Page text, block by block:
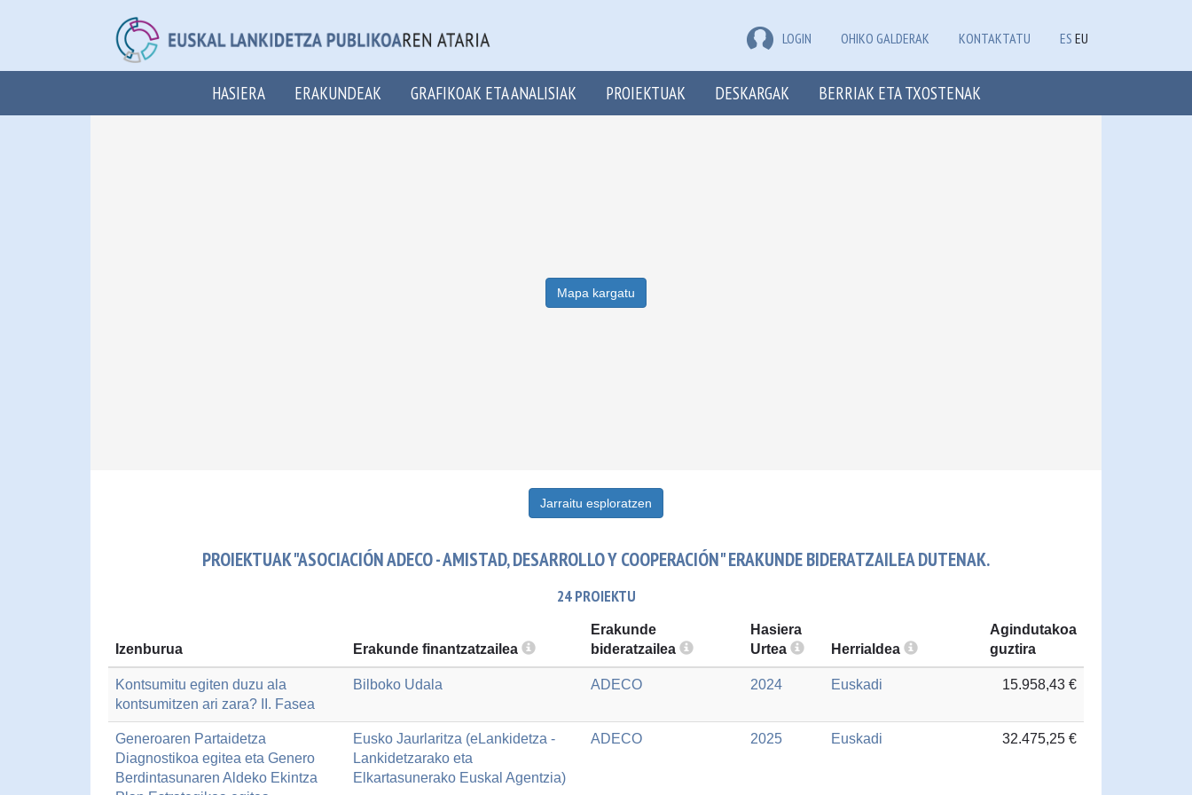
LOGIN OHIKO GALDERAK KONTAKTATU ES EU
HASIERA ERAKUNDEAK GRAFIKOAK ETA ANALISIAK PROIEKTUAK DESKARGAK BERRIAK ETA TXOSTENAK
Mapa kargatu
Jarraitu esploratzen
PROIEKTUAK "ASOCIACIÓN ADECO - AMISTAD, DESARROLLO Y COOPERACIÓN" ERAKUNDE BIDERATZAILEA DUTENAK.
24 PROIEKTU
Izenburua Erakunde finantzatzailea
Erakunde
bideratzailea
Hasiera
Urtea
Herrialdea
Agindutakoa
guztira
Kontsumitu egiten duzu ala
kontsumitzen ari zara? II. Fasea
Bilboko Udala ADECO 2024 Euskadi 15.958,43 €
Generoaren Partaidetza
Diagnostikoa egitea eta Genero
Berdintasunaren Aldeko Ekintza
Eusko Jaurlaritza (eLankidetza -
Lankidetzarako eta
Elkartasunerako Euskal Agentzia)
ADECO 2025 Euskadi 32.475,25 €